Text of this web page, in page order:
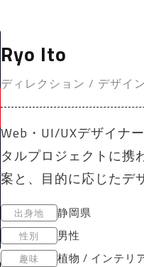
Ryo Ito
ディレクション / デザイン
Web・UI/UXデザイナ
タルプロジェクトに携
案と、目的に応じたデ
出身地 静岡県
性別 男性
趣味 植物 / インテリ